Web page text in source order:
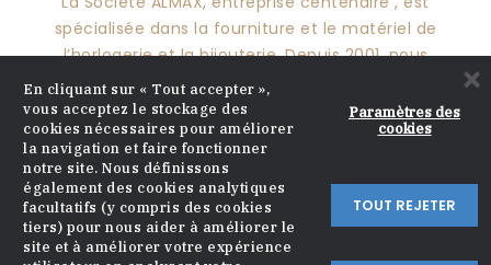
spécialisée dans la fourniture et le matériel de
l’horlogerie et la bijouterie. Depuis 2001, nous
pérennisons ce savoir-faire pour vous proposer un
large choix de produits et mettre nos compétences à
votre service.
CATALOGUE 
APROPOS
×
En cliquant sur « Tout accepter »,
vous acceptez le stockage des
cookies nécessaires pour améliorer
la navigation et faire fonctionner
notre site. Nous définissons
également des cookies analytiques
facultatifs (y compris des cookies
tiers) pour nous aider à améliorer le
site et à améliorer votre expérience
Paramètres des
cookies
TOUT REJETER